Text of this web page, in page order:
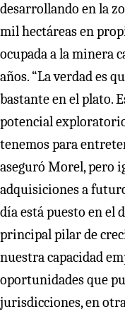
desarrollando en la
mil hectáreas en
ocupada a la minera
años. “La verdad es
bastante en el plato.
potencial
tenemos para
aseguró Morel, pero
adquisiciones a
día está puesto en el
principal pilar de
nuestra capacidad
oportunidades que
jurisdicciones, en